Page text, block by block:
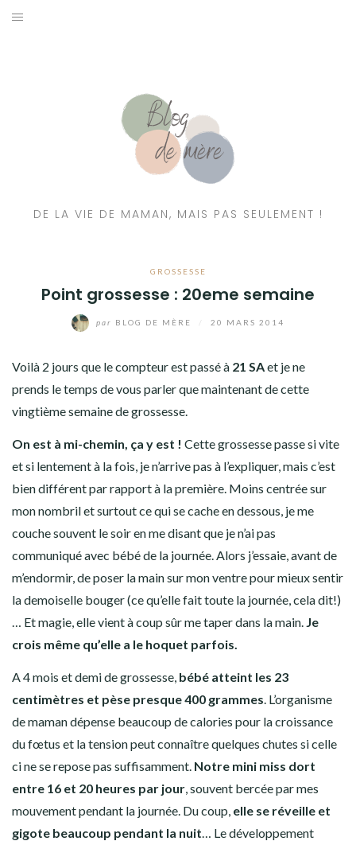
DE LA VIE DE MAMAN, MAIS PAS SEULEMENT !
GROSSESSE
Point grossesse : 20eme semaine
par BLOG DE MÈRE 20 MARS 2014
Voilà 2 jours que le compteur est passé à 21 SAet je ne
prends le temps de vous parler que maintenant de cette
vingtième semaine de grossesse.
On est à mi-chemin, ça y est ! Cette grossesse passe si vite
et si lentement à la fois, je n’arrive pas à l’expliquer, mais c’est
bien différent par rapport à la première. Moins centrée sur
mon nombril et surtout ce qui se cache en dessous, je me
couche souvent le soir en me disant que je n’ai pas
communiqué avec bébé de la journée. Alors j’essaie, avant de
m’endormir, de poser la main sur mon ventre pour mieux sentir
la demoiselle bouger (ce qu’elle fait toute la journée, cela dit!)
… Et magie, elle vient à coup sûr me taper dans la main. Je
crois même qu’elle a le hoquet parfois.
A 4 mois et demi de grossesse, bébé atteint les 23
centimètres et pèse presque 400 grammes. L’organisme
de maman dépense beaucoup de calories pour la croissance
du fœtus et la tension peut connaître quelques chutes si celle
ci ne se repose pas suffisamment. Notre mini miss dort
entre 16 et 20 heures par jour, souvent bercée par mes
mouvement pendant la journée. Du coup, elle se réveille et
gigote beaucoup pendant la nuit… Le développement
RESSOURCES NUTRITION & PARENTALITÉ